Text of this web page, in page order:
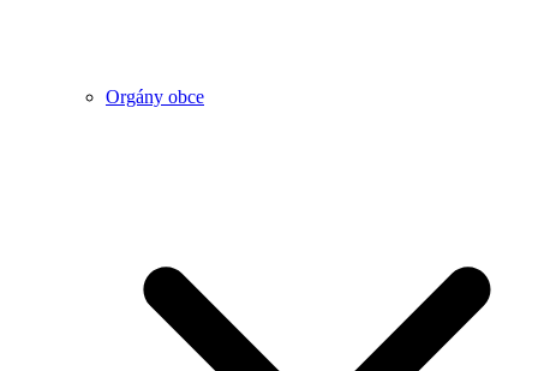
Orgány obce